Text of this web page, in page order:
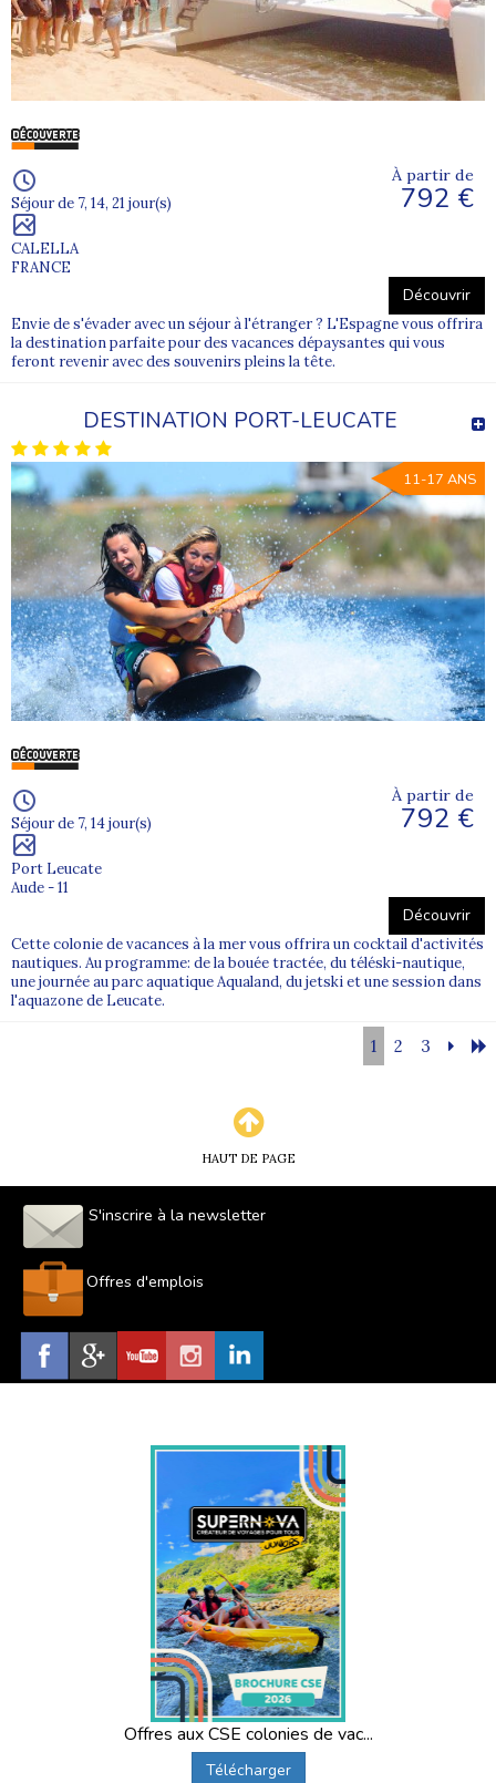
Séjour de 7, 14, 21 jour(s)
CALELLA
FRANCE
À partir de
792 €
Découvrir
Envie de s'évader avec un séjour à l'étranger ? L'Espagne vous offrira
la destination parfaite pour des vacances dépaysantes qui vous
feront revenir avec des souvenirs pleins la tête.
DESTINATION PORT-LEUCATE
11-17 ANS
Séjour de 7, 14 jour(s)
Port Leucate
Aude - 11
À partir de
792 €
Découvrir
Cette colonie de vacances à la mer vous offrira un cocktail d'activités
nautiques. Au programme: de la bouée tractée, du téléski-nautique,
une journée au parc aquatique Aqualand, du jetski et une session dans
l'aquazone de Leucate.
1 2 3
HAUT DE PAGE
S'inscrire à la newsletter
Offres d'emplois
Offres aux CSE colonies de vac...
Télécharger